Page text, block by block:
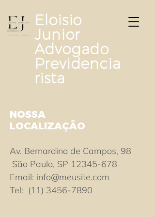
Eloisio
Junior
Advogado
Previdencia
rista
NOSSA
LOCALIZAÇÃO
Av. Bernardino de Campos, 98
São Paulo, SP 12345-678
Email: info@meusite.com
Tel: (11) 3456-7890